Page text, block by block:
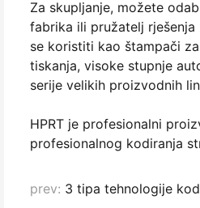
Za skupljanje, možete
fabrika ili pružatelj
se koristiti kao štampači
tiskanja, visoke stupnje
serije velikih proizvodnih
HPRT je profesionalni
profesionalnog kodiranja
prev: 3 tipa tehnologije